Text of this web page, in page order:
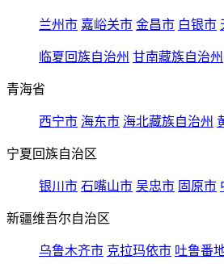
兰州市 嘉峪关市 金昌市 白银市
临夏回族自治州 甘南藏族自治州
青海省
西宁市 海东市 海北藏族自治州
宁夏回族自治区
银川市 石嘴山市 吴忠市 固原市
新疆维吾尔自治区
乌鲁木齐市 克拉玛依市 吐鲁番